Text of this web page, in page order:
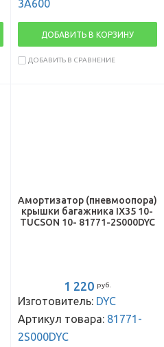
3A600
ДОБАВИТЬ В КОРЗИНУ
ДОБАВИТЬ В СРАВНЕНИЕ
Амортизатор (пневмоопора)
крышки багажника IX35 10-
TUCSON 10- 81771-2S000DYC
1 220 руб.
Изготовитель: DYC
Артикул товара: 81771-
2S000DYC